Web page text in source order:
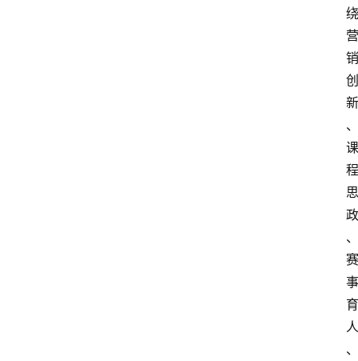
绕
营
销
创
新
、
课
程
思
政
、
赛
事
育
人
、